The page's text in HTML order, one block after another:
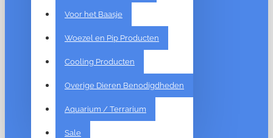
Voor het Baasje
Woezel en Pip Producten
Cooling Producten
Overige Dieren Benodigdheden
Aquarium / Terrarium
Sale